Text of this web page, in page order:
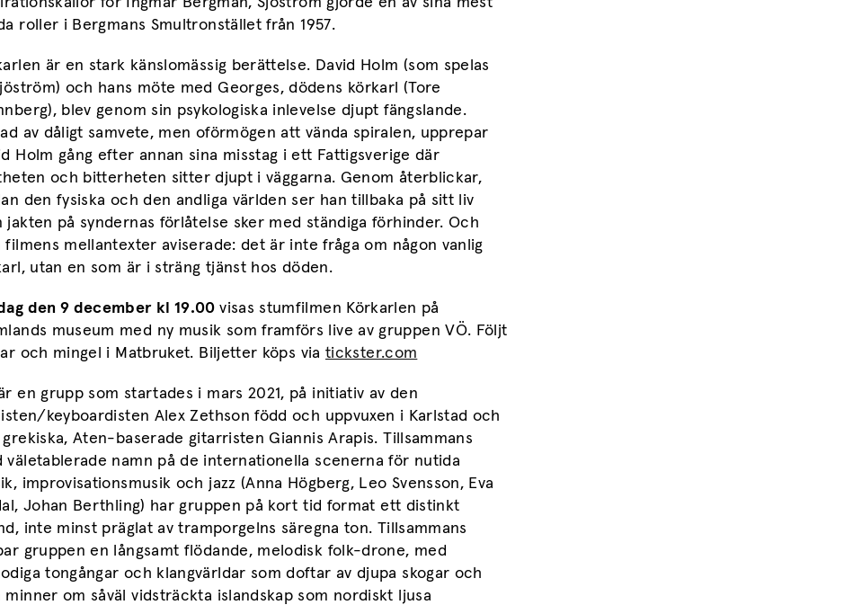
roller i Bergmans Smultronstället från 1957.
är en stark känslomässig berättelse. David Holm (som spelas
och hans möte med Georges, dödens körkarl (Tore
blev genom sin psykologiska inlevelse djupt fängslande.
av dåligt samvete, men oförmögen att vända spiralen, upprepar
Holm gång efter annan sina misstag i ett Fattigsverige där
och bitterheten sitter djupt i väggarna. Genom återblickar,
den fysiska och den andliga världen ser han tillbaka på sitt liv
jakten på syndernas förlåtelse sker med ständiga förhinder. Och
filmens mellantexter aviserade: det är inte fråga om någon vanlig
utan en som är i sträng tjänst hos döden.
den 9 december kl 19.00visas stumfilmen Körkarlen på
museum med ny musik som framförs live av gruppen VÖ. Följt
och mingel i Matbruket. Biljetter köps via tickster.com
en grupp som startades i mars 2021, på initiativ av den
keyboardisten Alex Zethson född och uppvuxen i Karlstad och
Aten-baserade gitarristen Giannis Arapis. Tillsammans
väletablerade namn på de internationella scenerna för nutida
improvisationsmusik och jazz (Anna Högberg, Leo Svensson, Eva
Johan Berthling) har gruppen på kort tid format ett distinkt
inte minst präglat av tramporgelns säregna ton. Tillsammans
gruppen en långsamt flödande, melodisk folk-drone, med
tongångar och klangvärldar som doftar av djupa skogar och
minner om såväl vidsträckta islandskap som nordiskt ljusa